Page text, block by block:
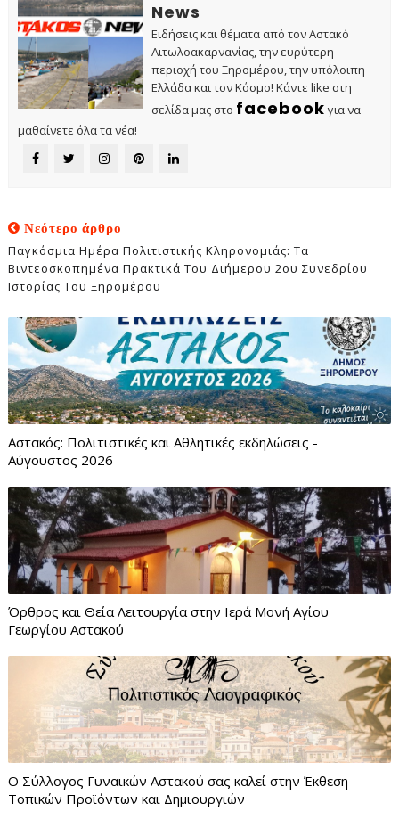
News
Ειδήσεις και θέματα από τον Αστακό
Αιτωλοακαρνανίας, την ευρύτερη
περιοχή του Ξηρομέρου, την υπόλοιπη
Ελλάδα και τον Κόσμο! Κάντε like στη
σελίδα μας στο facebook για να
μαθαίνετε όλα τα νέα!
Νεότερο άρθρο
Παγκόσμια Ημέρα Πολιτιστικής Κληρονομιάς: Τα
Βιντεοσκοπημένα Πρακτικά Του Διήμερου 2ου Συνεδρίου
Ιστορίας Του Ξηρομέρου
Αστακός: Πολιτιστικές και Αθλητικές εκδηλώσεις -
Αύγουστος 2026
Όρθρος και Θεία Λειτουργία στην Ιερά Μονή Αγίου
Γεωργίου Αστακού
Ο Σύλλογος Γυναικών Αστακού σας καλεί στην Έκθεση
Τοπικών Προϊόντων και Δημιουργιών